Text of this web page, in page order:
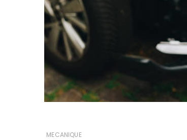
MECANIQUE